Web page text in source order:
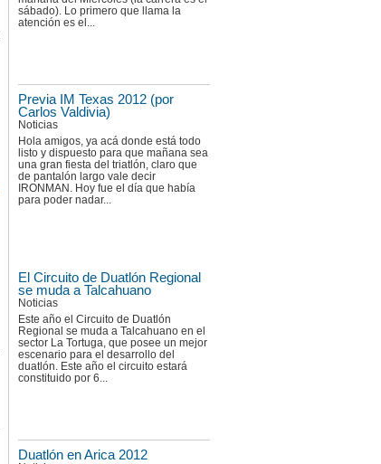
sábado). Lo primero que llama la
atención es el...
Previa IM Texas 2012 (por
Carlos Valdivia)
Noticias
Hola amigos, ya acá donde está todo
listo y dispuesto para que mañana sea
una gran fiesta del triatlón, claro que
de pantalón largo vale decir
IRONMAN. Hoy fue el día que había
para poder nadar...
El Circuito de Duatlón Regional
se muda a Talcahuano
Noticias
Este año el Circuito de Duatlón
Regional se muda a Talcahuano en el
sector La Tortuga, que posee un mejor
escenario para el desarrollo del
duatlón. Este año el circuito estará
constituido por 6...
Duatlón en Arica 2012